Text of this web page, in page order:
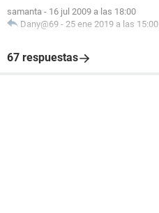
samanta - 16 jul 2009 a las 18:00
Dany@69 - 25 ene 2019 a las 15:00
67 respuestas